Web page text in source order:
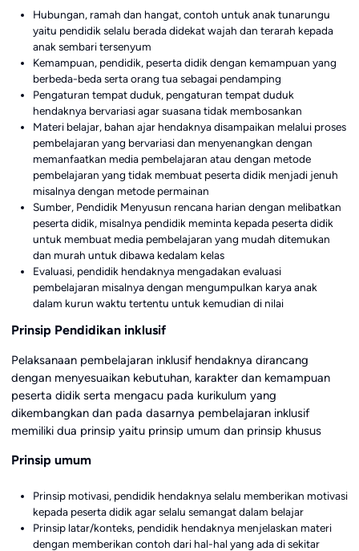
Hubungan, ramah dan hangat, contoh untuk anak tunarungu
yaitu pendidik selalu berada didekat wajah dan terarah kepada
anak sembari tersenyum
Kemampuan, pendidik, peserta didik dengan kemampuan yang
berbeda-beda serta orang tua sebagai pendamping
Pengaturan tempat duduk, pengaturan tempat duduk
hendaknya bervariasi agar suasana tidak membosankan
Materi belajar, bahan ajar hendaknya disampaikan melalui proses
pembelajaran yang bervariasi dan menyenangkan dengan
memanfaatkan media pembelajaran atau dengan metode
pembelajaran yang tidak membuat peserta didik menjadi jenuh
misalnya dengan metode permainan
Sumber, Pendidik Menyusun rencana harian dengan melibatkan
peserta didik, misalnya pendidik meminta kepada peserta didik
untuk membuat media pembelajaran yang mudah ditemukan
dan murah untuk dibawa kedalam kelas
Evaluasi, pendidik hendaknya mengadakan evaluasi
pembelajaran misalnya dengan mengumpulkan karya anak
dalam kurun waktu tertentu untuk kemudian di nilai
Prinsip Pendidikan inklusif
Pelaksanaan pembelajaran inklusif hendaknya dirancang
dengan menyesuaikan kebutuhan, karakter dan kemampuan
peserta didik serta mengacu pada kurikulum yang
dikembangkan dan pada dasarnya pembelajaran inklusif
memiliki dua prinsip yaitu prinsip umum dan prinsip khusus
Prinsip umum
Prinsip motivasi, pendidik hendaknya selalu memberikan motivasi
kepada peserta didik agar selalu semangat dalam belajar
Prinsip latar/konteks, pendidik hendaknya menjelaskan materi
dengan memberikan contoh dari hal-hal yang ada di sekitar